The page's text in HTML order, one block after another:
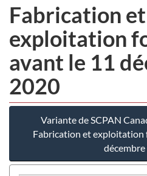
Fabrication et
exploitation
avant le 11
2020
Variante de SCPAN
Fabrication et exploitation